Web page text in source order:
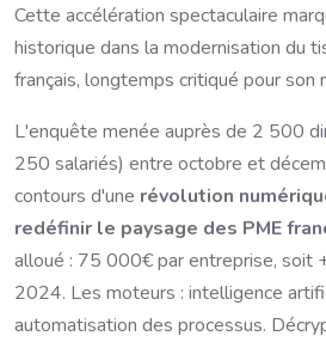
Cette accélération spectaculaire
historique dans la modernisation du
français, longtemps critiqué pour son
L'enquête menée auprès de 2 500
250 salariés) entre octobre et
contours d'une révolution
redéfinir le paysage des PME
alloué : 75 000€ par entreprise, soit
2024. Les moteurs : intelligence
automatisation des processus.